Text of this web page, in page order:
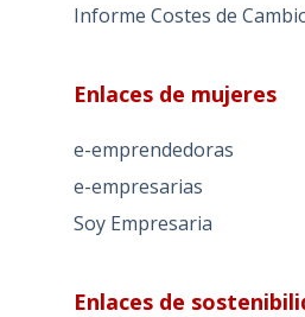
Informe Costes de
Enlaces de mujeres
e-emprendedoras
e-empresarias
Soy Empresaria
Enlaces de